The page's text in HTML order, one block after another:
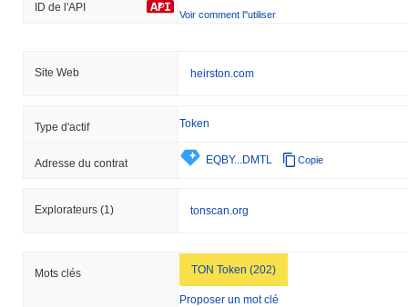
ID de l'API
Voir comment l''utiliser
Site Web heirston.com
Type d'actif Token
Adresse du contrat EQBY...DMTL Copie
Explorateurs (1) tonscan.org
Mots clés TON Token (202)
Proposer un mot clé